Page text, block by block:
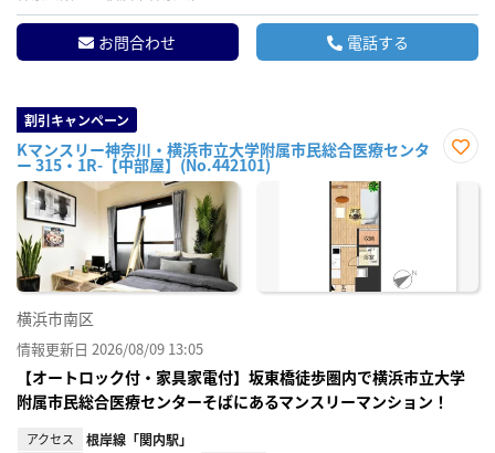
お問合わせ 電話する
割引キャンペーン
Kマンスリー神奈川・横浜市立大学附属市民総合医療センタ
ー 315・1R-【中部屋】(No.442101)
に入
横浜市南区
情報更新日 2026/08/09 13:05
【オートロック付・家具家電付】坂東橋徒歩圏内で横浜市立大学
附属市民総合医療センターそばにあるマンスリーマンション！
アクセス 根岸線「関内駅」